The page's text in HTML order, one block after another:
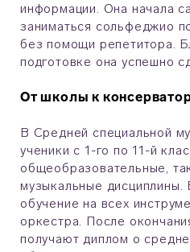
информации. Она начала
заниматься сольфеджио
без помощи репетитора.
подготовке она успешно
От школы к
В Средней специальной
ученики с 1-го по 11-й
общеобразовательные,
музыкальные
обучение на всех
оркестра. После
получают диплом о